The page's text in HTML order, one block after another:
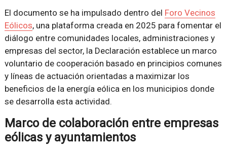
El documento se ha impulsado dentro del Foro Vecinos
Eólicos, una plataforma creada en 2025 para fomentar el
diálogo entre comunidades locales, administraciones y
empresas del sector, la Declaración establece un marco
voluntario de cooperación basado en principios comunes
y líneas de actuación orientadas a maximizar los
beneficios de la energía eólica en los municipios donde
se desarrolla esta actividad.
Marco de colaboración entre empresas
eólicas y ayuntamientos